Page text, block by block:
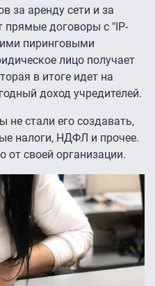
за аренду сети и за
прямые договоры с "IP-
пиринговыми
лицо получает
в итоге идет на
доход учредителей.
не стали его создавать,
налоги, НДФЛ и прочее.
от своей организации.